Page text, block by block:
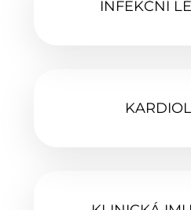
INFEKČNÍ